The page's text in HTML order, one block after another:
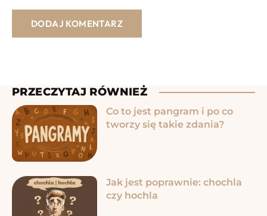
PRZECZYTAJ RÓWNIEŻ
Co to jest pangram i po co
tworzy się takie zdania?
Jak jest poprawnie: chochla
czy hochla